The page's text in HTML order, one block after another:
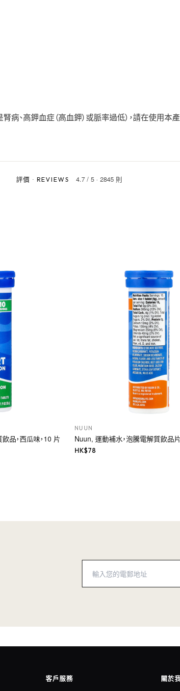
病、高鉀血症（高血鉀）或脈率過低），請在使用本
評價 · REVIEWS 4.7 /5 ·2845 則
品，西瓜味，10 片
NUUN
Nuun, 運動補水，泡騰電解質飲品片
HK$78
客戶服務 關於